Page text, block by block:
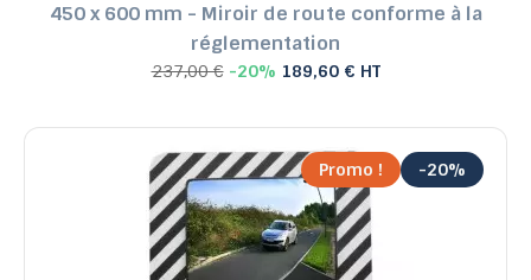
450 x 600 mm - Miroir de route conforme à la
réglementation
237,00 € -20% 189,60 € HT
Promo ! -20%